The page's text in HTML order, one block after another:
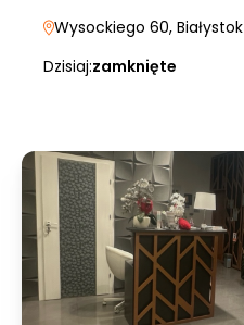
Wysockiego 60, Białystok
Dzisiaj:zamknięte